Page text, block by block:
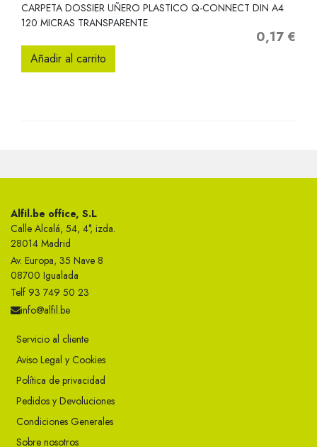
CARPETA DOSSIER UÑERO PLASTICO Q-CONNECT DIN A4
120 MICRAS TRANSPARENTE
Precio
0,17 €
Añadir al carrito
Alfil.be office, S.L
Calle Alcalá, 54, 4°, izda.
28014 Madrid
Av. Europa, 35 Nave 8
08700 Igualada
Telf 93 749 50 23
info@alfil.be
Servicio al cliente
Aviso Legal y Cookies
Política de privacidad
Pedidos y Devoluciones
Condiciones Generales
Sobre nosotros